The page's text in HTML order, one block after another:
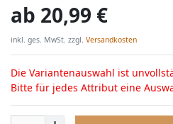
ab 20,99 €
inkl. ges. MwSt. zzgl. Versandkosten
Die Variantenauswahl ist
Bitte für jedes Attribut eine